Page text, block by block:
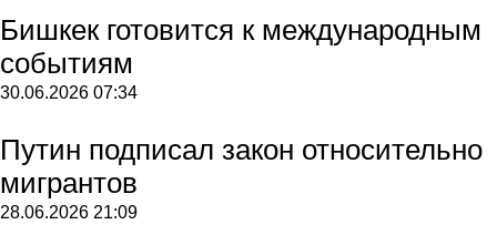
Бишкек готовится к международным
событиям
30.06.2026 07:34
Путин подписал закон относительно
мигрантов
28.06.2026 21:09